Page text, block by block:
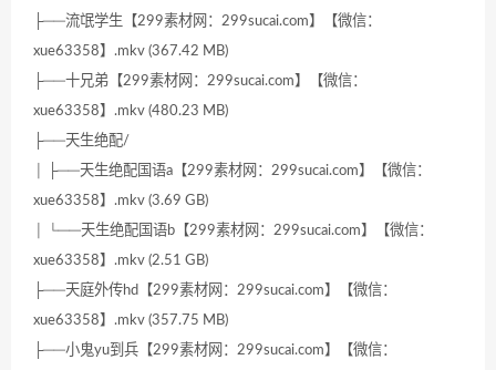
├──流氓学生【299素材网：299sucai.com】【微信：
xue63358】.mkv (367.42 MB)
├──十兄弟【299素材网：299sucai.com】【微信：
xue63358】.mkv (480.23 MB)
├──天生绝配/
│ ├──天生绝配国语a【299素材网：299sucai.com】【微信：
xue63358】.mkv (3.69 GB)
│ └──天生绝配国语b【299素材网：299sucai.com】【微信：
xue63358】.mkv (2.51 GB)
├──天庭外传hd【299素材网：299sucai.com】【微信：
xue63358】.mkv (357.75 MB)
├──小鬼yu到兵【299素材网：299sucai.com】【微信：